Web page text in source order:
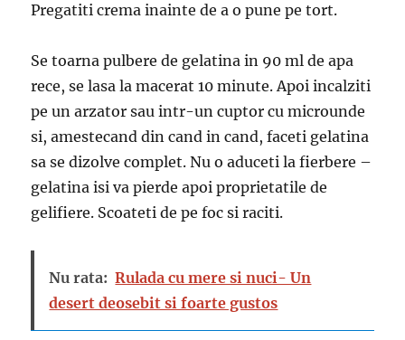
Pregatiti crema inainte de a o pune pe tort.
Se toarna pulbere de gelatina in 90 ml de apa
rece, se lasa la macerat 10 minute. Apoi incalziti
pe un arzator sau intr-un cuptor cu microunde
si, amestecand din cand in cand, faceti gelatina
sa se dizolve complet. Nu o aduceti la fierbere –
gelatina isi va pierde apoi proprietatile de
gelifiere. Scoateti de pe foc si raciti.
Nu rata: Rulada cu mere si nuci- Un
desert deosebit si foarte gustos